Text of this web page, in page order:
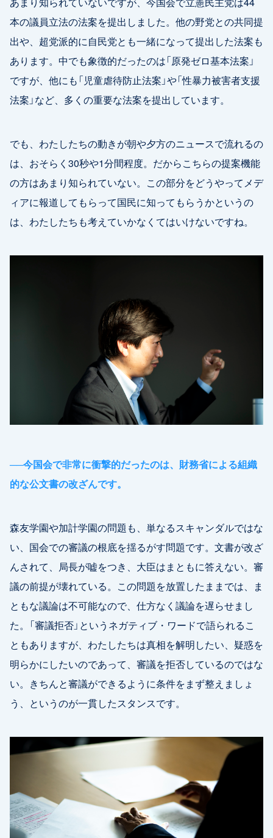
本の議員立法の法案を提出しました。他の野党との共同提
出や、超党派的に自民党とも一緒になって提出した法案も
あります。中でも象徴的だったのは「原発ゼロ基本法案」
ですが、他にも「児童虐待防止法案」や「性暴力被害者支援
法案」など、多くの重要な法案を提出しています。
でも、わたしたちの動きが朝や夕方のニュースで流れるの
は、おそらく30秒や1分間程度。だからこちらの提案機能
の方はあまり知られていない。この部分をどうやってメデ
ィアに報道してもらって国民に知ってもらうかというの
は、わたしたちも考えていかなくてはいけないですね。
──今国会で非常に衝撃的だったのは、財務省による組織
的な公文書の改ざんです。
森友学園や加計学園の問題も、単なるスキャンダルではな
い、国会での審議の根底を揺るがす問題です。文書が改ざ
んされて、局長が嘘をつき、大臣はまともに答えない。審
議の前提が壊れている。この問題を放置したままでは、ま
ともな議論は不可能なので、仕方なく議論を遅らせまし
た。「審議拒否」というネガティブ・ワードで語られるこ
ともありますが、わたしたちは真相を解明したい、疑惑を
明らかにしたいのであって、審議を拒否しているのではな
い。きちんと審議ができるように条件をまず整えましょ
う、というのが一貫したスタンスです。